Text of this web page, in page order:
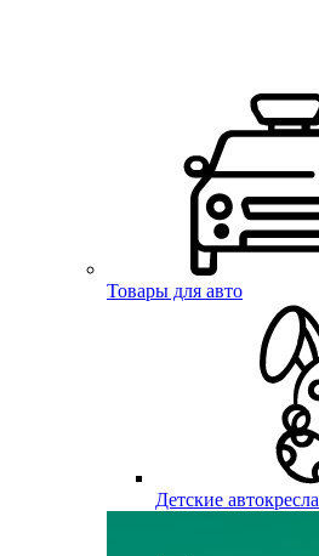
Товары для авто
Детские автокресла